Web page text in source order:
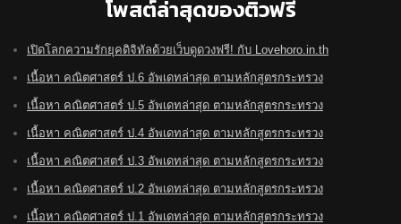
โพสต์ล่าสุดของติวฟรี
เปิดโลกความรักยุคดิจิทัลด้วยเว็บดูดวงฟรี! กับ Lovehoro.in.th
เนื้อหา คณิตศาสตร์ ป.6 อัพเดทล่าสุด ตามหลักสูตรกระทรวง
เนื้อหา คณิตศาสตร์ ป.5 อัพเดทล่าสุด ตามหลักสูตรกระทรวง
เนื้อหา คณิตศาสตร์ ป.4 อัพเดทล่าสุด ตามหลักสูตรกระทรวง
เนื้อหา คณิตศาสตร์ ป.3 อัพเดทล่าสุด ตามหลักสูตรกระทรวง
เนื้อหา คณิตศาสตร์ ป.2 อัพเดทล่าสุด ตามหลักสูตรกระทรวง
เนื้อหา คณิตศาสตร์ ป.1 อัพเดทล่าสุด ตามหลักสูตรกระทรวง